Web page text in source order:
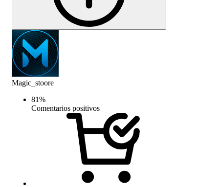
Magic_stoore
81%
Comentarios positivos